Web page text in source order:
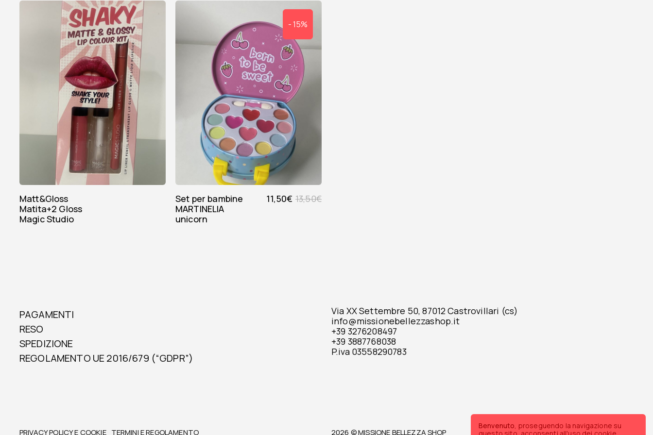
Matt&Gloss
Matita+2 Gloss
Magic Studio
- 15%
Set per bambine
MARTINELIA
unicorn
13,50€
11,50€
PAGAMENTI
RESO
SPEDIZIONE
REGOLAMENTO UE 2016/679 (“GDPR”)
Via XX Settembre 50, 87012 Castrovillari (cs)
info@missionebellezzashop.it
+39 3276208497
+39 3887768038
P.iva 03558290783
PRIVACY POLICY E COOKIE TERMINI E REGOLAMENTO 2026 © MISSIONE BELLEZZA SHOP WEBSITE BYHEADSTUDIO
Benvenuto, proseguendo la navigazione su